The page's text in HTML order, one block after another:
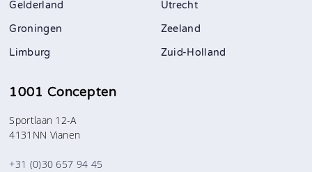
Gelderland
Groningen
Limburg
Utrecht
Zeeland
Zuid-Holland
1001 Concepten
Sportlaan 12-A
4131NN Vianen
+31 (0)30 657 94 45